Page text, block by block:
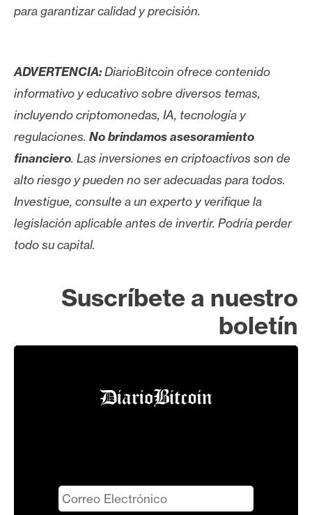
para garantizar calidad y precisión.
ADVERTENCIA:DiarioBitcoin ofrece contenido
informativo y educativo sobre diversos temas,
incluyendo criptomonedas, IA, tecnología y
regulaciones. No brindamos asesoramiento
financiero. Las inversiones en criptoactivos son de
alto riesgo y pueden no ser adecuadas para todos.
Investigue, consulte a un experto y verifique la
legislación aplicable antes de invertir. Podría perder
todo su capital.
Suscríbete a nuestro
boletín